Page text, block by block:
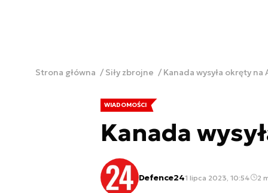
Strona główna Siły zbrojne Kanada wysyła okręty
WIADOMOŚCI
Kanada
Defence241 lipca 2023, 10:54 2